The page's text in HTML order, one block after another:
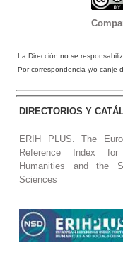
La Dirección no se
Por correspondencia y/o canje
DIRECTORIOS Y
ERIH PLUS. The
Reference Index
Humanities and the
Sciences